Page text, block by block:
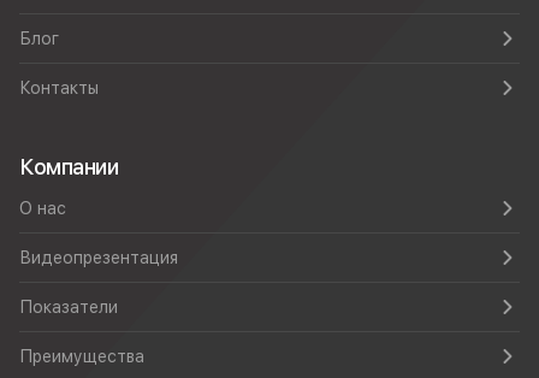
Блог
Контакты
Компании
О нас
Видеопрезентация
Показатели
Преимущества